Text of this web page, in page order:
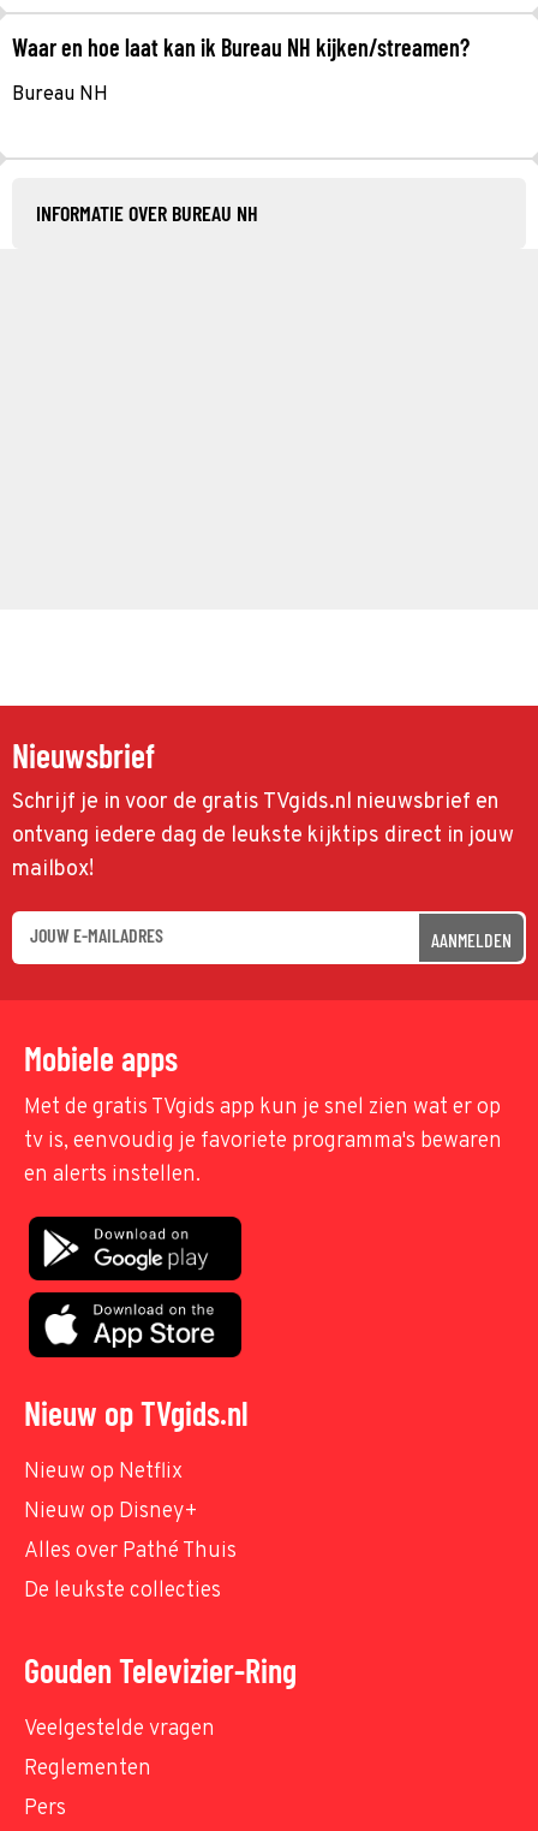
Waar en hoe laat kan ik Bureau NH kijken/streamen?
Bureau NH
INFORMATIE OVER BUREAU NH
Nieuwsbrief
Schrijf je in voor de gratis TVgids.nl nieuwsbrief en
ontvang iedere dag de leukste kijktips direct in jouw
mailbox!
AANMELDEN
Mobiele apps
Met de gratis TVgids app kun je snel zien wat er op
tv is, eenvoudig je favoriete programma's bewaren
en alerts instellen.
Nieuw op TVgids.nl
Nieuw op Netflix
Nieuw op Disney+
Alles over Pathé Thuis
De leukste collecties
Gouden Televizier-Ring
Veelgestelde vragen
Reglementen
Pers